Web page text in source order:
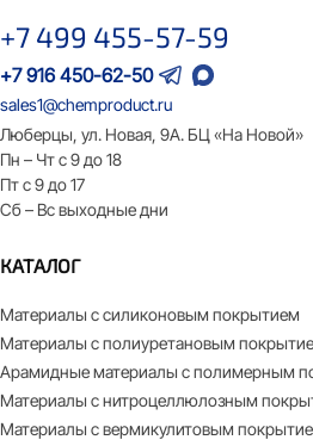
КАТАЛОГ
Материалы с силиконовым покрытием
Материалы с полиуретановым
Арамидные материалы с полимерным
Материалы с нитроцеллюлозным
Материалы с вермикулитовым
+7 499 455-57-59
+7 916 450-62-50
sales1@chemproduct.ru
Люберцы, ул. Новая, 9А. БЦ «На Новой»
Пн – Чт с 9 до 18
Пт с 9 до 17
Сб – Вс выходные дни